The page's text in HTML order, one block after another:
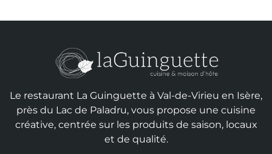
Le restaurant La Guinguette à Val-de-Virieu en Isère,
près du Lac de Paladru, vous propose une cuisine
créative, centrée sur les produits de saison, locaux
et de qualité.